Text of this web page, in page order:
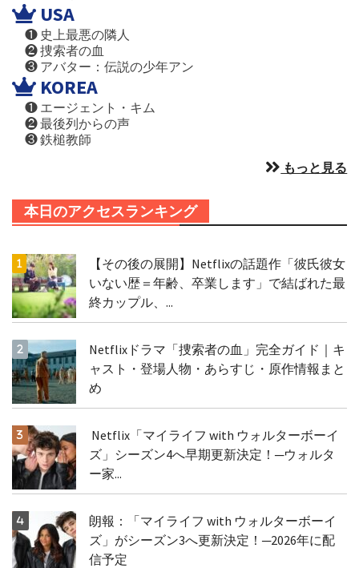
USA
❶ 史上最悪の隣人
❷ 捜索者の血
❸ アバター：伝説の少年アン
KOREA
❶ エージェント・キム
❷ 最後列からの声
❸ 鉄槌教師
もっと見る
本日のアクセスランキング
【その後の展開】Netflixの話題作「彼氏彼女
いない歴＝年齢、卒業します」で結ばれた最
終カップル、...
Netflixドラマ「捜索者の血」完全ガイド｜キ
ャスト・登場人物・あらすじ・原作情報まと
め
Netflix「マイライフ with ウォルターボーイ
ズ」シーズン4へ早期更新決定！─ウォルタ
ー家...
朗報：「マイライフ with ウォルターボーイ
ズ」がシーズン3へ更新決定！─2026年に配
信予定